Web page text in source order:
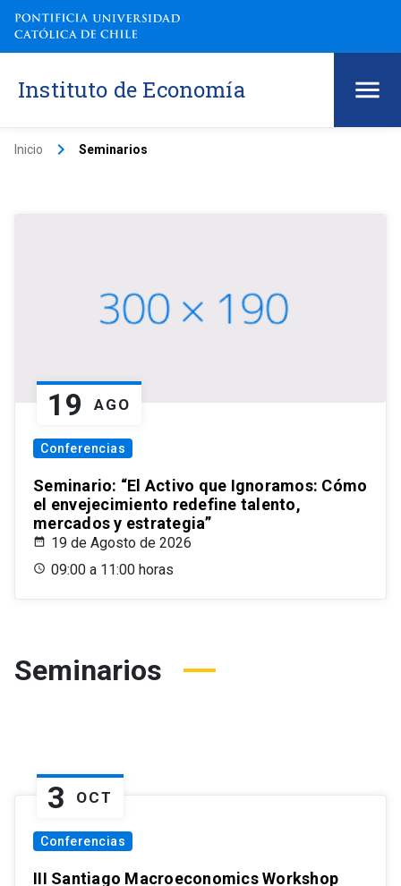
Instituto de Economía
Inicio keyboard_arrow_right Seminarios
19 AGO
Conferencias
Seminario: “El Activo que Ignoramos: Cómo
el envejecimiento redefine talento,
mercados y estrategia”
19 de Agosto de 2026
09:00 a 11:00 horas
Seminarios
3 OCT
Conferencias
III Santiago Macroeconomics Workshop